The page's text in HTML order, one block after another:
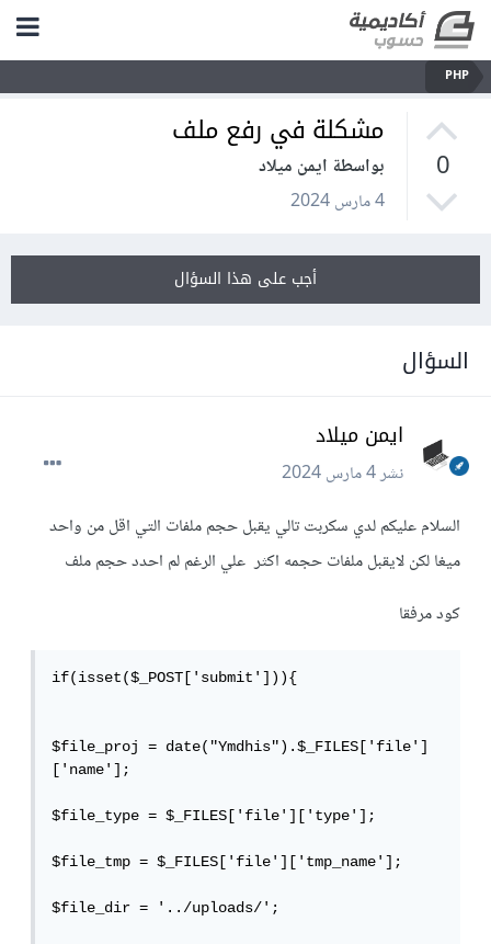
PHP
0
مشكلة في رفع ملف
بواسطة ايمن ميلاد
4 مارس 2024
أجب على هذا السؤال
السؤال
ايمن ميلاد
نشر4 مارس 2024
السلام عليكم لدي سكربت تالي يقبل حجم ملفات التي اقل من واحد
ميغا لكن لايقبل ملفات حجمه اكثر علي الرغم لم احدد حجم ملف
كود مرفقا
if(isset($_POST['submit'])){
$file_proj = date("Ymdhis").$_FILES['file']
['name'];
$file_type = $_FILES['file']['type'];
$file_tmp = $_FILES['file']['tmp_name'];
$file_dir = '../uploads/';